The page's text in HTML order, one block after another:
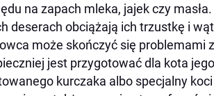
na zapach mleka, jajek czy
deserach obciążają ich trzustkę i
może skończyć się problemami
jest przygotować dla kota
kurczaka albo specjalny